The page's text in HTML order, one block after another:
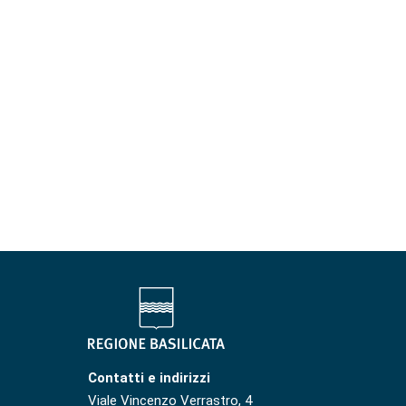
Contatti e indirizzi
Viale Vincenzo Verrastro, 4